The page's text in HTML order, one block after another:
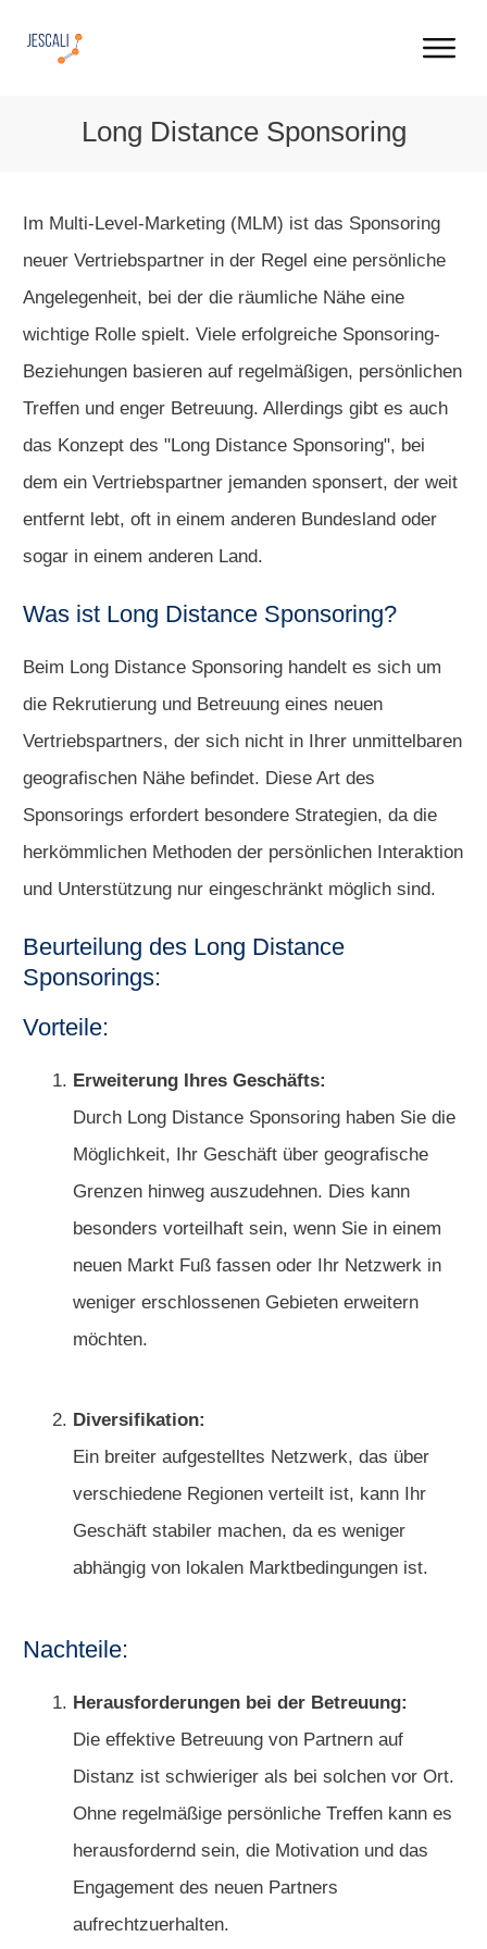
Long Distance Sponsoring
Im Multi-Level-Marketing (MLM) ist das Sponsoring
neuer Vertriebspartner in der Regel eine persönliche
Angelegenheit, bei der die räumliche Nähe eine
wichtige Rolle spielt. Viele erfolgreiche Sponsoring-
Beziehungen basieren auf regelmäßigen, persönlichen
Treffen und enger Betreuung. Allerdings gibt es auch
das Konzept des "Long Distance Sponsoring", bei
dem ein Vertriebspartner jemanden sponsert, der weit
entfernt lebt, oft in einem anderen Bundesland oder
sogar in einem anderen Land.
Was ist Long Distance Sponsoring?
Beim Long Distance Sponsoring handelt es sich um
die Rekrutierung und Betreuung eines neuen
Vertriebspartners, der sich nicht in Ihrer unmittelbaren
geografischen Nähe befindet. Diese Art des
Sponsorings erfordert besondere Strategien, da die
herkömmlichen Methoden der persönlichen Interaktion
und Unterstützung nur eingeschränkt möglich sind.
Beurteilung des Long Distance
Sponsorings:
Vorteile:
Erweiterung Ihres Geschäfts:
Durch Long Distance Sponsoring haben Sie die
Möglichkeit, Ihr Geschäft über geografische
Grenzen hinweg auszudehnen. Dies kann
besonders vorteilhaft sein, wenn Sie in einem
neuen Markt Fuß fassen oder Ihr Netzwerk in
weniger erschlossenen Gebieten erweitern
möchten.
Diversifikation:
Ein breiter aufgestelltes Netzwerk, das über
verschiedene Regionen verteilt ist, kann Ihr
Geschäft stabiler machen, da es weniger
abhängig von lokalen Marktbedingungen ist.
Nachteile:
Herausforderungen bei der Betreuung:
Die effektive Betreuung von Partnern auf
Distanz ist schwieriger als bei solchen vor Ort.
Ohne regelmäßige persönliche Treffen kann es
herausfordernd sein, die Motivation und das
Engagement des neuen Partners
aufrechtzuerhalten.